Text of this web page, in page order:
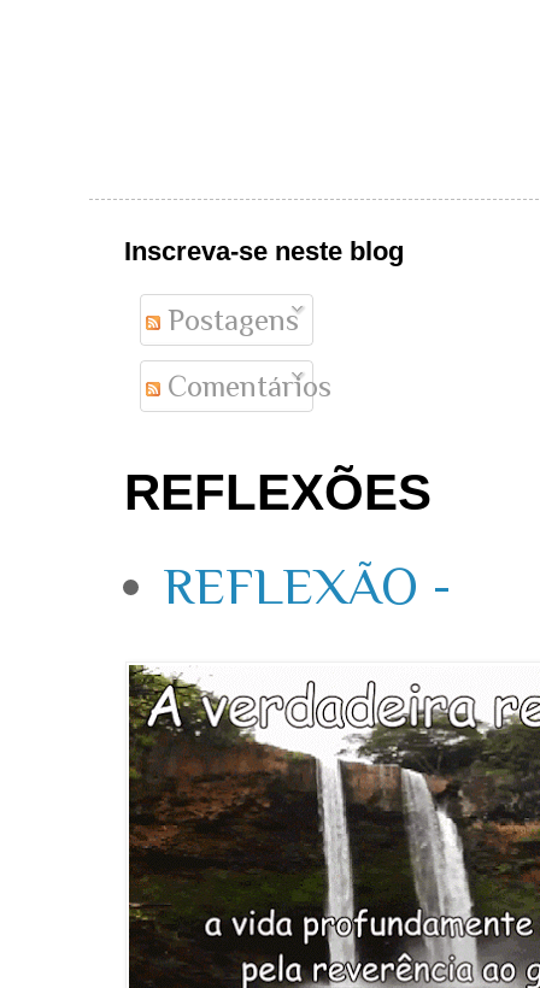
Inscreva-se neste blog
Postagens
Comentários
REFLEXÕES
REFLEXÃO -